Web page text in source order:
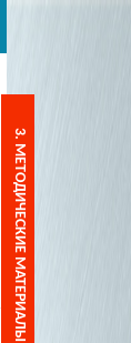
3. МЕТОДИЧЕСКИE МАТЕРИАЛЫ